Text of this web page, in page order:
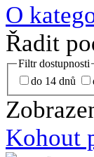
O
Řadit
Filtr dostupnosti
do 14 dnů
Kohout